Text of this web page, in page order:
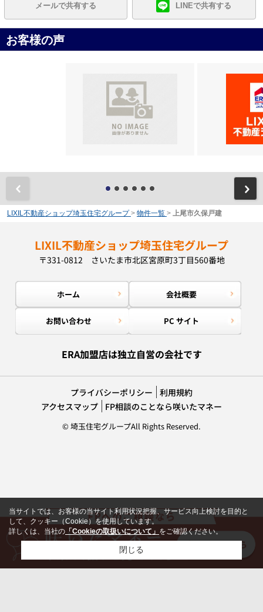
メールで共有する LINEで共有する
お客様の声
LIXIL不動産ショップ埼玉住宅グループ > 物件一覧 > 上尾市久保戸建
LIXIL不動産ショップ埼玉住宅グループ
〒331-0812 さいたま市北区宮原町3丁目560番地
ホーム 会社概要
お問い合わせ PC サイト
ERA加盟店は独立自営の会社です
プライバシーポリシー
利用規約
アクセスマップ
FP相談のことなら咲いたマネー
© 埼玉住宅グループAll Rights Reserved.
当サイトでは、お客様の当サイト利用状況把握、サービス向上検討を目的と
して、クッキー（Cookie）を使用しています。
詳しくは、当社の 「Cookieの取扱いについて」 をご確認ください。
閉じる